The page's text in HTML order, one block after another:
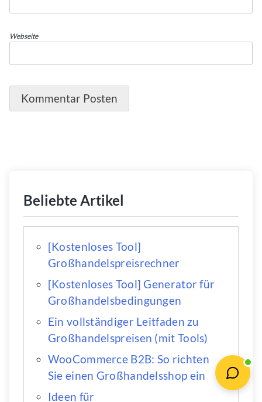
Webseite
Beliebte Artikel
[Kostenloses Tool]
Großhandelspreisrechner
[Kostenloses Tool] Generator für
Großhandelsbedingungen
Ein vollständiger Leitfaden zu
Großhandelspreisen (mit Tools)
WooCommerce B2B: So richten
Sie einen Großhandelsshop ein
Ideen für